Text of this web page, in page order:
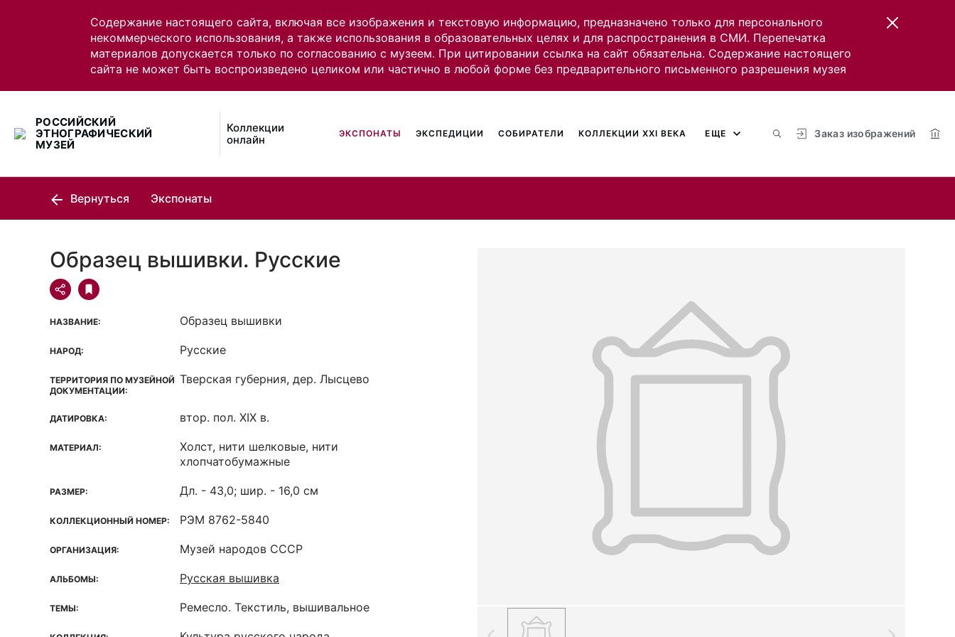
Содержание настоящего сайта, включая все изображения и текстовую информацию, предназначено только для персонального
некоммерческого использования, а также использования в образовательных целях и для распространения в СМИ. Перепечатка
материалов допускается только по согласованию с музеем. При цитировании ссылка на сайт обязательна. Содержание настоящего
сайта не может быть воспроизведено целиком или частично в любой форме без предварительного письменного разрешения музея
РОССИЙСКИЙ
ЭТНОГРАФИЧЕСКИЙ
МУЗЕЙ
Коллекции
онлайн
Заказ изображений
ЭКСПОНАТЫ ЭКСПЕДИЦИИ СОБИРАТЕЛИ КОЛЛЕКЦИИ XXI ВЕКА ЕЩЕ
Вернуться Экспонаты
Образец вышивки. Русские
НАЗВАНИЕ: Образец вышивки
НАРОД: Русские
ТЕРРИТОРИЯ ПО МУЗЕЙНОЙ
ДОКУМЕНТАЦИИ:
Тверская губерния, дер. Лысцево
ДАТИРОВКА: втор. пол. XIX в.
МАТЕРИАЛ:
Холст, нити шелковые, нити
хлопчатобумажные
РАЗМЕР: Дл. - 43,0; шир. - 16,0 см
КОЛЛЕКЦИОННЫЙ НОМЕР: РЭМ 8762-5840
ОРГАНИЗАЦИЯ: Музей народов СССР
АЛЬБОМЫ: Русская вышивка
ТЕМЫ: Ремесло. Текстиль, вышивальное